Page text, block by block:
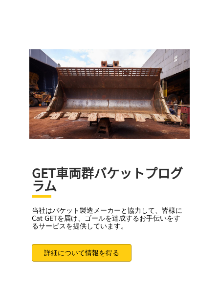
GET車両群バケットプログ
ラム
当社はバケット製造メーカーと協力して、皆様に
Cat GETを届け、ゴールを達成するお手伝いをす
るサービスを提供しています。
詳細について情報を得る